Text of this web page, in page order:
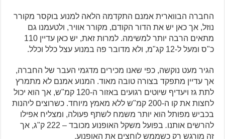
החברה הבווארית אמנם התקדמה הלאה למנוע בוקסר מקורר
נוזל, אך כאן יש את הדור הקודם, מקורר אוויר, ולטעמנו גם
מתאים הרבה יותר למשימה. למרות זאת, יש כאן עדיין 110
כ"ס ומעל ל-12 קג"מ, ולא מדובר פה במנוע עצל כלל וכלל.
הגיר מעט נוקשה, כפי שאנו מכירים מדגמי העבר של החברה,
אך עדיין מתפקד בצורה טובה מאוד. המנוע אמנם לא מתמרץ
לתת גז ויעדיף שיוטים רגועים באזור ה-120 קמ"ש, אך הוא יכול
לחצות את קו ה-200 קמ"ש ללא מאמץ מיוחד. כשרוצים ליהנות
בכביש מפותל הוא יותר משמח לשתף פעולה, ומצליח אפילו
להרשים אותנו.
בפועל משקל האופנוע מכובד – 222 ק"ג, אך
זה מורגש רק כשממש לוחצים את האופנוע.